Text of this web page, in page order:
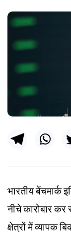
भारतीय बेंचमार्क
नीचे कारोबार
क्षेत्रों में व्यापक